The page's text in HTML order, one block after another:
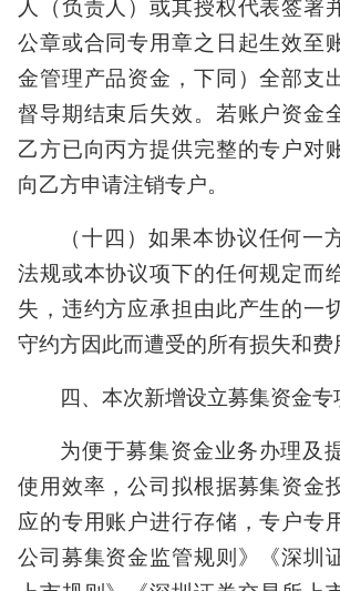
人（负责人）或其授权代表签署
公章或合同专用章之日起生效至
金管理产品资金，下同）全部支
督导期结束后失效。若账户资金
乙方已向丙方提供完整的专户对
向乙方申请注销专户。
（十四）如果本协议任何一
法规或本协议项下的任何规定而
失，违约方应承担由此产生的一
守约方因此而遭受的所有损失和费
四、本次新增设立募集资金
为便于募集资金业务办理及
使用效率，公司拟根据募集资金
应的专用账户进行存储，专户专
公司募集资金监管规则》《深圳